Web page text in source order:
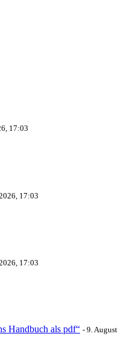
17:03
17:03
17:03
Handbuch als pdf“ - 9. August